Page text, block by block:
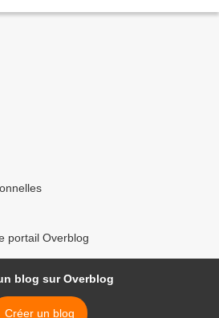
portail Overblog
blog sur Overblog
Créer un blog